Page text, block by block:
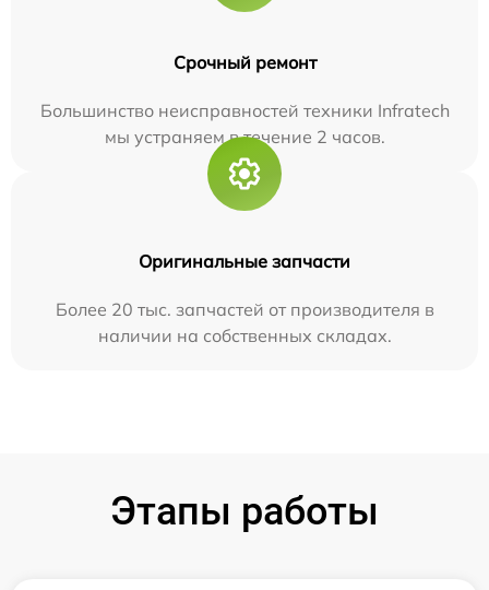
Срочный ремонт
Большинство неисправностей техники Infratech
мы устраняем в течение 2 часов.
Оригинальные запчасти
Более 20 тыс. запчастей от производителя в
наличии на собственных складах.
Этапы работы